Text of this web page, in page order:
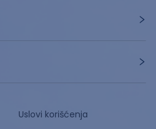
Uslovi korišćenja